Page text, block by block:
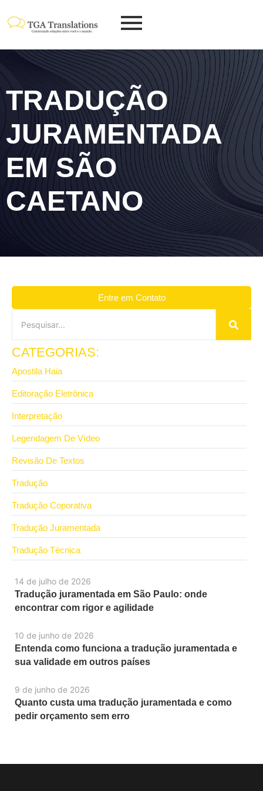
TRADUÇÃO
JURAMENTADA
EM SÃO
CAETANO
14 de julho de 2026
Tradução juramentada em São Paulo: onde
encontrar com rigor e agilidade
10 de junho de 2026
Entenda como funciona a tradução juramentada e
sua validade em outros países
9 de junho de 2026
Quanto custa uma tradução juramentada e como
pedir orçamento sem erro
Entre em Contato
CATEGORIAS:
Apostila Haia
Editoração Eletrônica
Interpretação
Legendagem De Vídeo
Revisão De Textos
Tradução
Tradução Coporativa
Tradução Juramentada
Tradução Técnica